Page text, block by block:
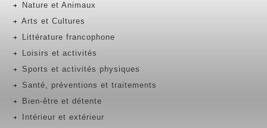
Nature et Animaux
Arts et Cultures
Littérature francophone
Loisirs et activités
Sports et activités physiques
Santé, préventions et traitements
Bien-être et détente
Intérieur et extérieur